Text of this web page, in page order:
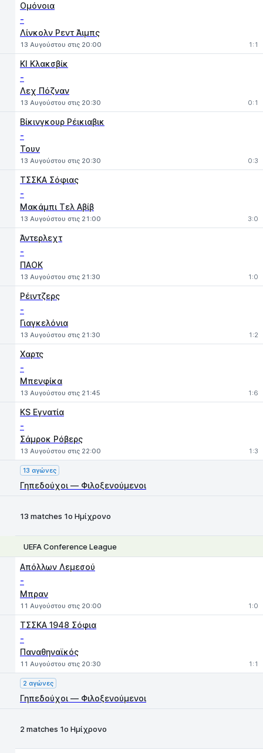
Ομόνοια
-
Λίνκολν Ρεντ Άιμπς
13 Αυγούστου στις 20:00 1:1
ΚΙ Κλακσβίκ
-
Λεχ Πόζναν
13 Αυγούστου στις 20:30 0:1
Βίκινγκουρ Ρέικιαβικ
-
Τουν
13 Αυγούστου στις 20:30 0:3
ΤΣΣΚΑ Σόφιας
-
Μακάμπι Τελ Αβίβ
13 Αυγούστου στις 21:00 3:0
Άντερλεχτ
-
ΠΑΟΚ
13 Αυγούστου στις 21:30 1:0
Ρέιντζερς
-
Γιαγκελόνια
13 Αυγούστου στις 21:30 1:2
Χαρτς
-
Μπενφίκα
13 Αυγούστου στις 21:45 1:6
KS Εγνατία
-
Σάμροκ Ρόβερς
13 Αυγούστου στις 22:00 1:3
13 αγώνες
Γηπεδούχοι — Φιλοξενούμενοι
13 matches 1ο Ημίχρονο
UEFA Conference League
Απόλλων Λεμεσού
-
Μπραν
11 Αυγούστου στις 20:00 1:0
ΤΣΣΚΑ 1948 Σόφια
-
Παναθηναϊκός
11 Αυγούστου στις 20:30 1:1
2 αγώνες
Γηπεδούχοι — Φιλοξενούμενοι
2 matches 1ο Ημίχρονο